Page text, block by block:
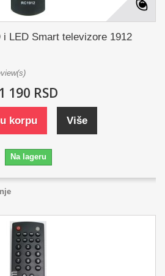
LED Smart televizore 1912
1 190 RSD
korpu Više
Na lageru